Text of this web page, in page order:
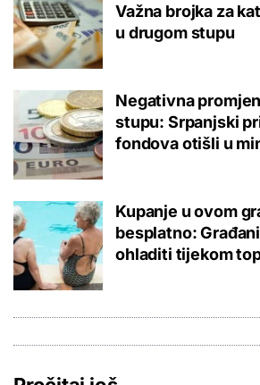
Važna brojka za
u drugom stupu
Negativna
stupu: Srpanjski
fondova otišli u
Kupanje u ovom
besplatno:
ohladiti tijekom